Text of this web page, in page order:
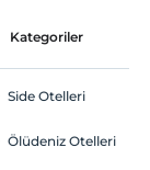
Kategoriler
Side Otelleri
Ölüdeniz Otelleri